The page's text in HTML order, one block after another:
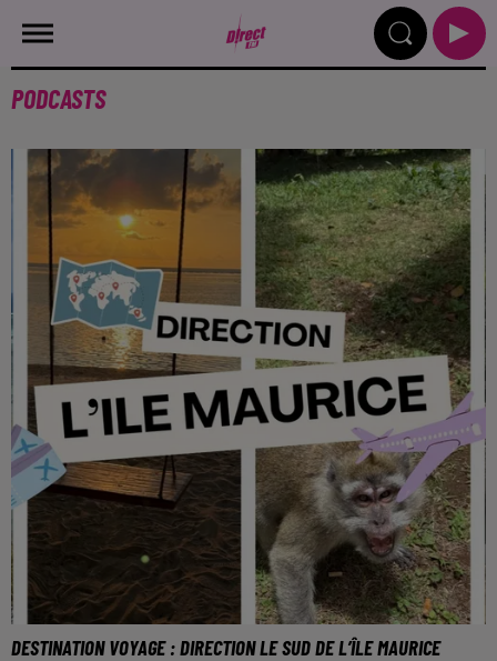
PODCASTS
DESTINATION VOYAGE : DIRECTION LE SUD DE L’ÎLE MAURICE